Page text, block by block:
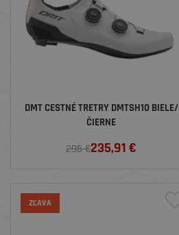
DMT CESTNÉ TRETRY DMTSH10 BIELE/
ČIERNE
295 €235,91€
ZĽAVA